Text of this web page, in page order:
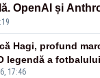
OpenAI și
17:46
Hagi, profund
legendă a